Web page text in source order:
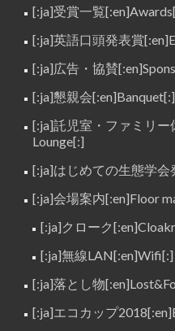
[:ja]受賞一覧
[:ja]英語口頭発表賞
[:ja]広告・協賛
[:ja]懇親会[:en]Banquet[:]
[:ja]託児室・ファミリー
Lounge[:]
[:ja]はじめての生態学会
[:ja]会場案内[:en]Floor
[:ja]クローク
[:ja]無線LAN[:en]Wifi[:]
[:ja]落とし物
[:ja]エコカップ